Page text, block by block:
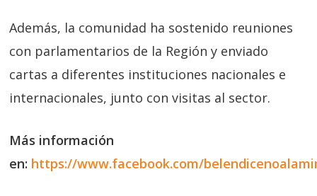
Además, la comunidad ha sostenido reuniones
con parlamentarios de la Región y enviado
cartas a diferentes instituciones nacionales e
internacionales, junto con visitas al sector.
Más información
en: https://www.facebook.com/